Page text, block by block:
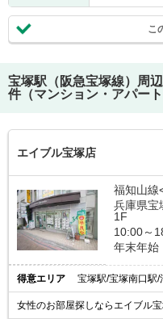
こ
宝塚駅（阪急宝塚線）
周
件（マンション・アパー
エイブル宝塚店
福知山
兵庫県
1F
10:00～
年末年始
得意エリア 宝塚駅/宝塚南口駅
女性のお部屋探しならエイブル